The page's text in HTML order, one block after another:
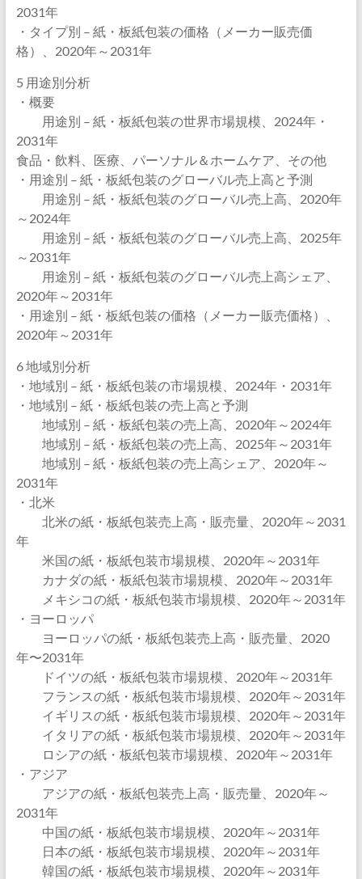
2031年
・タイプ別 – 紙・板紙包装の価格（メーカー販売価
格）、2020年～2031年
5 用途別分析
・概要
用途別 – 紙・板紙包装の世界市場規模、2024年・
2031年
食品・飲料、医療、パーソナル＆ホームケア、その他
・用途別 – 紙・板紙包装のグローバル売上高と予測
用途別 – 紙・板紙包装のグローバル売上高、2020年
～2024年
用途別 – 紙・板紙包装のグローバル売上高、2025年
～2031年
用途別 – 紙・板紙包装のグローバル売上高シェア、
2020年～2031年
・用途別 – 紙・板紙包装の価格（メーカー販売価格）、
2020年～2031年
6 地域別分析
・地域別 – 紙・板紙包装の市場規模、2024年・2031年
・地域別 – 紙・板紙包装の売上高と予測
地域別 – 紙・板紙包装の売上高、2020年～2024年
地域別 – 紙・板紙包装の売上高、2025年～2031年
地域別 – 紙・板紙包装の売上高シェア、2020年～
2031年
・北米
北米の紙・板紙包装売上高・販売量、2020年～2031
年
米国の紙・板紙包装市場規模、2020年～2031年
カナダの紙・板紙包装市場規模、2020年～2031年
メキシコの紙・板紙包装市場規模、2020年～2031年
・ヨーロッパ
ヨーロッパの紙・板紙包装売上高・販売量、2020
年〜2031年
ドイツの紙・板紙包装市場規模、2020年～2031年
フランスの紙・板紙包装市場規模、2020年～2031年
イギリスの紙・板紙包装市場規模、2020年～2031年
イタリアの紙・板紙包装市場規模、2020年～2031年
ロシアの紙・板紙包装市場規模、2020年～2031年
・アジア
アジアの紙・板紙包装売上高・販売量、2020年～
2031年
中国の紙・板紙包装市場規模、2020年～2031年
日本の紙・板紙包装市場規模、2020年～2031年
韓国の紙・板紙包装市場規模、2020年～2031年